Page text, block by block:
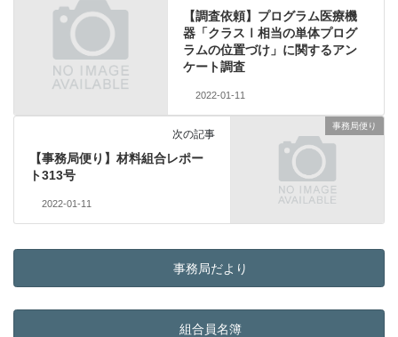
【調査依頼】プログラム医療機
器「クラスⅠ相当の単体プログ
ラムの位置づけ」に関するアン
ケート調査
2022-01-11
事務局便り
次の記事
【事務局便り】材料組合レポー
ト313号
2022-01-11
事務局だより
組合員名簿